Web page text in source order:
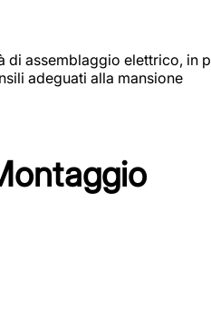
di assemblaggio elettrico,
adeguati alla mansione